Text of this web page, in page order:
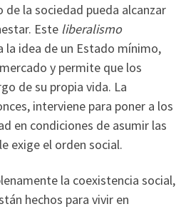
de la sociedad pueda alcanzar
Este liberalismo
la idea de un Estado mínimo,
y permite que los
de su propia vida. La
interviene para poner a los
en condiciones de asumir las
exige el orden social.
la coexistencia social,
hechos para vivir en